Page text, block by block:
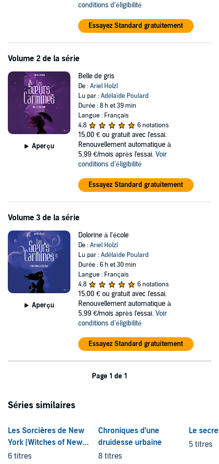
conditions d'éligibilité
Essayez Standard gratuitement
Volume 2 de la série
Aperçu
Belle de gris
De :Ariel Holzl
Lu par :Adélaïde Poulard
Durée : 8 h et 39 min
Langue : Français
4,8
6 notations
15,00 € ou gratuit avec l'essai.
Renouvellement automatique à
5,99 €/mois après l'essai. Voir
conditions d'éligibilité
Essayez Standard gratuitement
Volume 3 de la série
Aperçu
Dolorine à l'école
De :Ariel Holzl
Lu par :Adélaïde Poulard
Durée : 6 h et 30 min
Langue : Français
4,8
6 notations
15,00 € ou gratuit avec l'essai.
Renouvellement automatique à
5,99 €/mois après l'essai. Voir
conditions d'éligibilité
Essayez Standard gratuitement
Page 1 de 1
Séries similaires
Les Sorcières de New
York [Witches of New
York]
6 titres
Chroniques d’une
druidesse urbaine
8 titres
Le
5 titres